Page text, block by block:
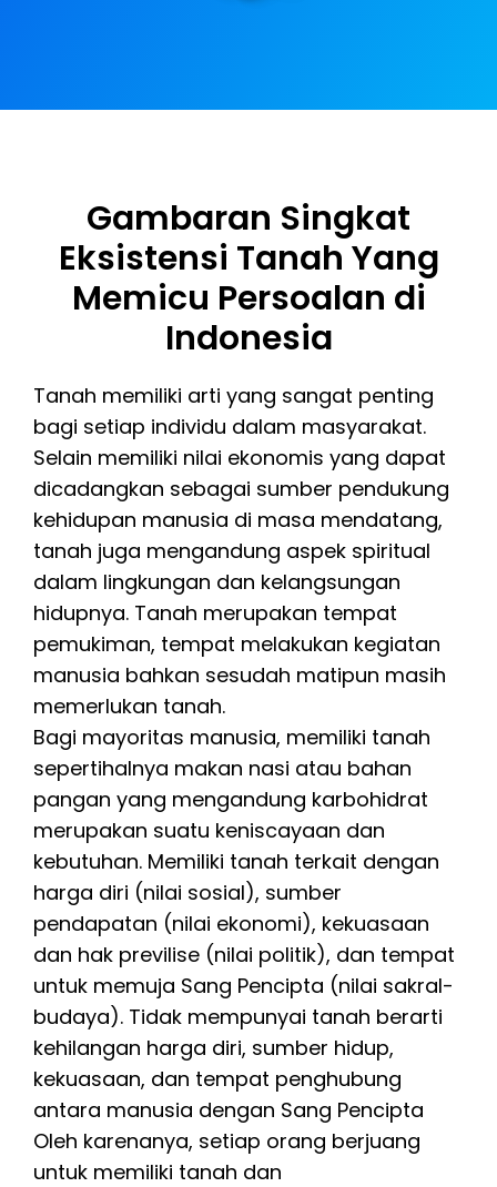
Gambaran Singkat
Eksistensi Tanah Yang
Memicu Persoalan di
Indonesia
Tanah memiliki arti yang sangat penting
bagi setiap individu dalam masyarakat.
Selain memiliki nilai ekonomis yang dapat
dicadangkan sebagai sumber pendukung
kehidupan manusia di masa mendatang,
tanah juga mengandung aspek spiritual
dalam lingkungan dan kelangsungan
hidupnya. Tanah merupakan tempat
pemukiman, tempat melakukan kegiatan
manusia bahkan sesudah matipun masih
memerlukan tanah.
Bagi mayoritas manusia, memiliki tanah
sepertihalnya makan nasi atau bahan
pangan yang mengandung karbohidrat
merupakan suatu keniscayaan dan
kebutuhan. Memiliki tanah terkait dengan
harga diri (nilai sosial), sumber
pendapatan (nilai ekonomi), kekuasaan
dan hak previlise (nilai politik), dan tempat
untuk memuja Sang Pencipta (nilai sakral-
budaya). Tidak mempunyai tanah berarti
kehilangan harga diri, sumber hidup,
kekuasaan, dan tempat penghubung
antara manusia dengan Sang Pencipta
Oleh karenanya, setiap orang berjuang
untuk memiliki tanah dan